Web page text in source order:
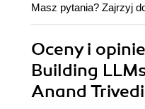
Masz pytania? Zajrzyj
Oceny i
Building
Anand Trivedi